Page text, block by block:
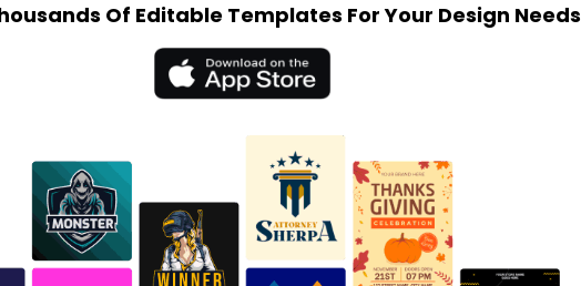
Of Editable Templates For Your Design Needs